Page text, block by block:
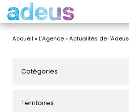
Accueil »L’Agence»Actualités de l’Adeus
Catégories
Territoires
Panneau de gestion des cookies